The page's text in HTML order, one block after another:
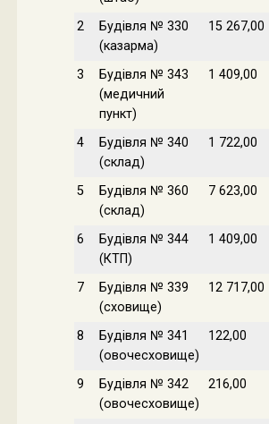
2
Будівля № 330
(казарма)
15 267,00
3
Будівля № 343
(медичний
пункт)
1 409,00
4
Будівля № 340
(склад)
1 722,00
5
Будівля № 360
(склад)
7 623,00
6
Будівля № 344
(КТП)
1 409,00
7
Будівля № 339
(сховище)
12 717,00
8
Будівля № 341
(овочесховище)
122,00
9
Будівля № 342
(овочесховище)
216,00